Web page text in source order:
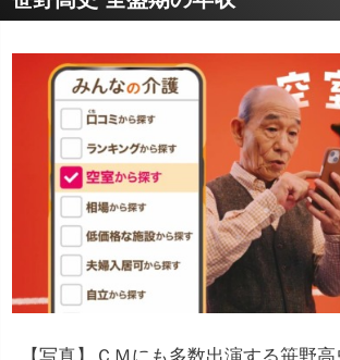
下積み時代は
下
【写真】ＣＭにも多数出演する笹野